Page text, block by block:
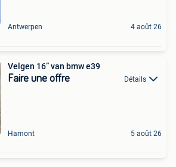
Antwerpen 4 août 26
Velgen 16” van bmw e39
Faire une offre Détails
Hamont 5 août 26